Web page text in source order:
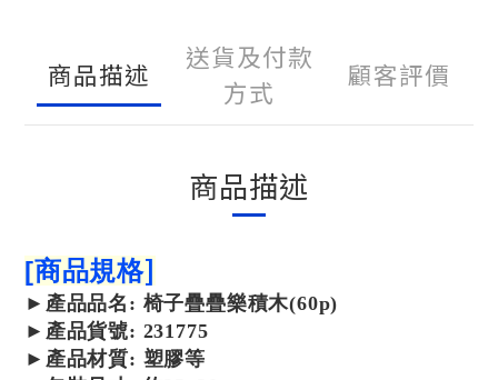
商品描述
送貨及付款
方式
顧客評價
商品描述
[商品規格]
► 產品品名: 椅子疊疊樂積木(60p)
► 產品貨號: 231775
► 產品材質: 塑膠等